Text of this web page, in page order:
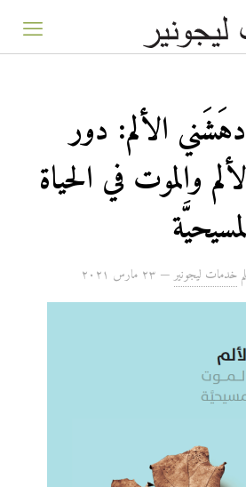
الألم: دور
والموت في الحياة
خدمات ليجونير — ۲۳ مارس ۲۰۲۱